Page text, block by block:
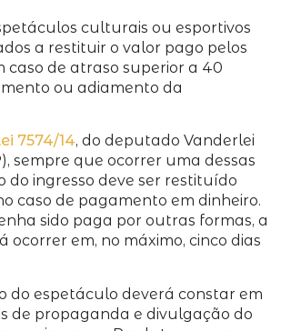
culturais ou esportivos
a restituir o valor pago pelos
caso de atraso superior a 40
ou adiamento da
7574/14, do deputado Vanderlei
sempre que ocorrer uma dessas
do ingresso deve ser restituído
caso de pagamento em dinheiro.
sido paga por outras formas, a
ocorrer em, no máximo, cinco dias
do espetáculo deverá constar em
de propaganda e divulgação do